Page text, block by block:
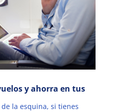
y ahorra en tus
la esquina, si tienes